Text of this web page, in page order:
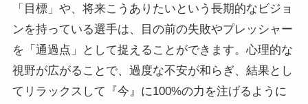
「目標」や、将来こうありたいという長期的なビジョ
ンを持っている選手は、目の前の失敗やプレッシャー
を「通過点」として捉えることができます。心理的な
視野が広がることで、過度な不安が和らぎ、結果とし
てリラックスして『今』に100%の力を注げるように